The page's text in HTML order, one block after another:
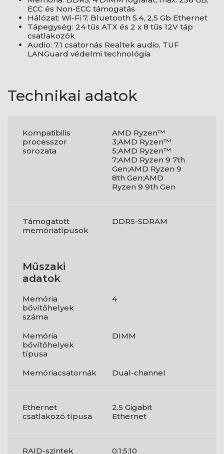
ECC és Non-ECC támogatás
Hálózat: Wi-Fi 7, Bluetooth 5.4, 2,5 Gb Ethernet
Tápegység: 24 tűs ATX és 2 x 8 tűs 12V táp
csatlakozók
Audio: 7.1 csatornás Realtek audio, TUF
LANGuard védelmi technológia
Technikai adatok
Kompatibilis
processzor
sorozata
AMD Ryzen™
3;AMD Ryzen™
5;AMD Ryzen™
7;AMD Ryzen 9 7th
Gen;AMD Ryzen 9
8th Gen;AMD
Ryzen 9 9th Gen
Támogatott
memóriatípusok
DDR5-SDRAM
Műszaki
adatok
Memória
bővítőhelyek
száma
4
Memória
bővítőhelyek
típusa
DIMM
Memóriacsatornák Dual-channel
Ethernet
csatlakozó típusa
2.5 Gigabit
Ethernet
RAID-szintek 0;1;5;10